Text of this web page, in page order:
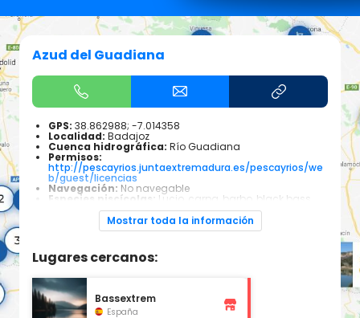
Azud del Guadiana
GPS: 38.862988; -7.014358
Localidad: Badajoz
Cuenca hidrográfica: Río Guadiana
Permisos:
http://pescayrios.juntaextremadura.es/pescayrios/we
b/guest/licencias
Navegación: No navegable
Especies piscícolas:
Lucio, carpa, barbo, black bass
Mostrar toda la información
Lugares cercanos:
Bassextrem
España